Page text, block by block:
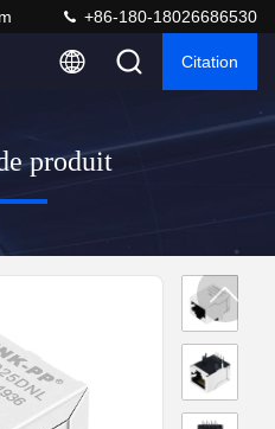
+86-180-18026686530
Citation
produit